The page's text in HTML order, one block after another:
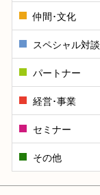
仲間･文化
スペシャル対談
パートナー
経営･事業
セミナー
その他